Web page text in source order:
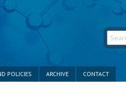
POLICIES ARCHIVE CONTACT